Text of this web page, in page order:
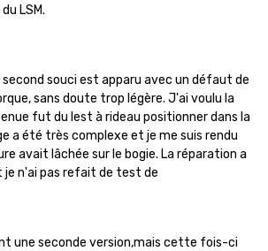
LSM.
souci est apparu avec un défaut de
sans doute trop légère. J'ai voulu la
fut du lest à rideau positionner dans la
a été très complexe et je me suis rendu
avait lâchée sur le bogie. La réparation a
n'ai pas refait de test de
une seconde version,mais cette fois-ci